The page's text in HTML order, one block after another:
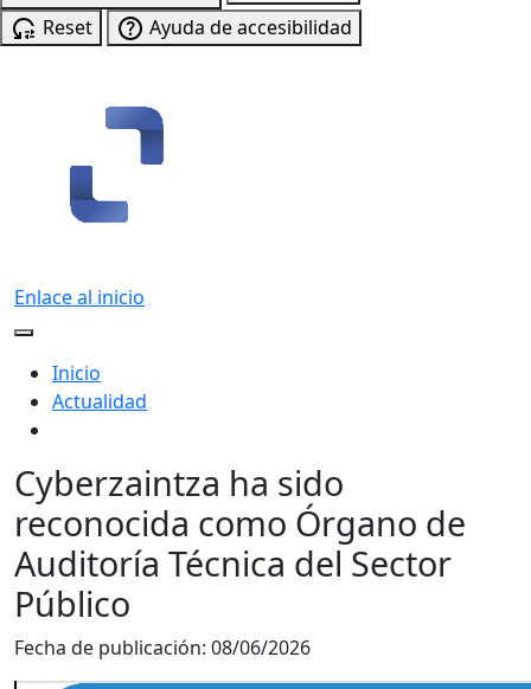
Reset
Ayuda de accesibilidad
Enlace al inicio
Inicio
Actualidad
Cyberzaintza ha sido
reconocida como Órgano de
Auditoría Técnica del Sector
Público
Fecha de publicación: 08/06/2026